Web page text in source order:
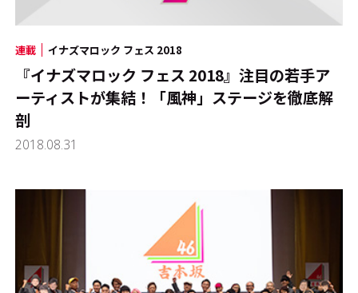
連載 イナズマロック フェス 2018
『イナズマロック フェス 2018』注目の若手ア
ーティストが集結！「風神」ステージを徹底解
剖
2018.08.31